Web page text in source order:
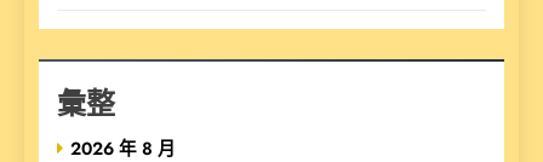
彙整
2026 年 8 月